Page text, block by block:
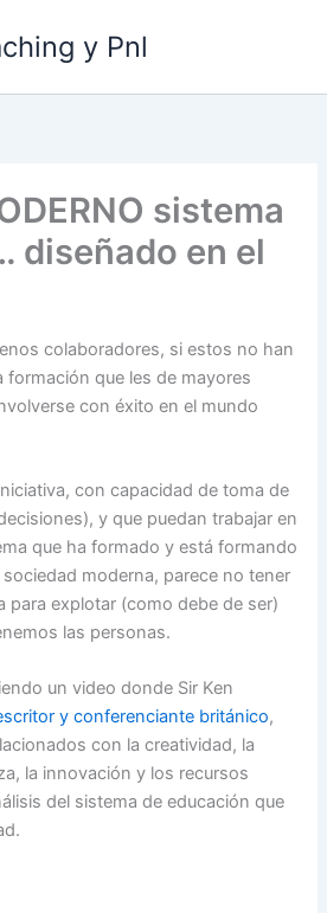
y Pnl
sistema
diseñado en el
colaboradores, si estos no han
formación que les de mayores
con éxito en el mundo
con capacidad de toma de
y que puedan trabajar en
que ha formado y está formando
moderna, parece no tener
para explotar (como debe de ser)
las personas.
un video donde Sir Ken
y conferenciante británico,
con la creatividad, la
la innovación y los recursos
del sistema de educación que